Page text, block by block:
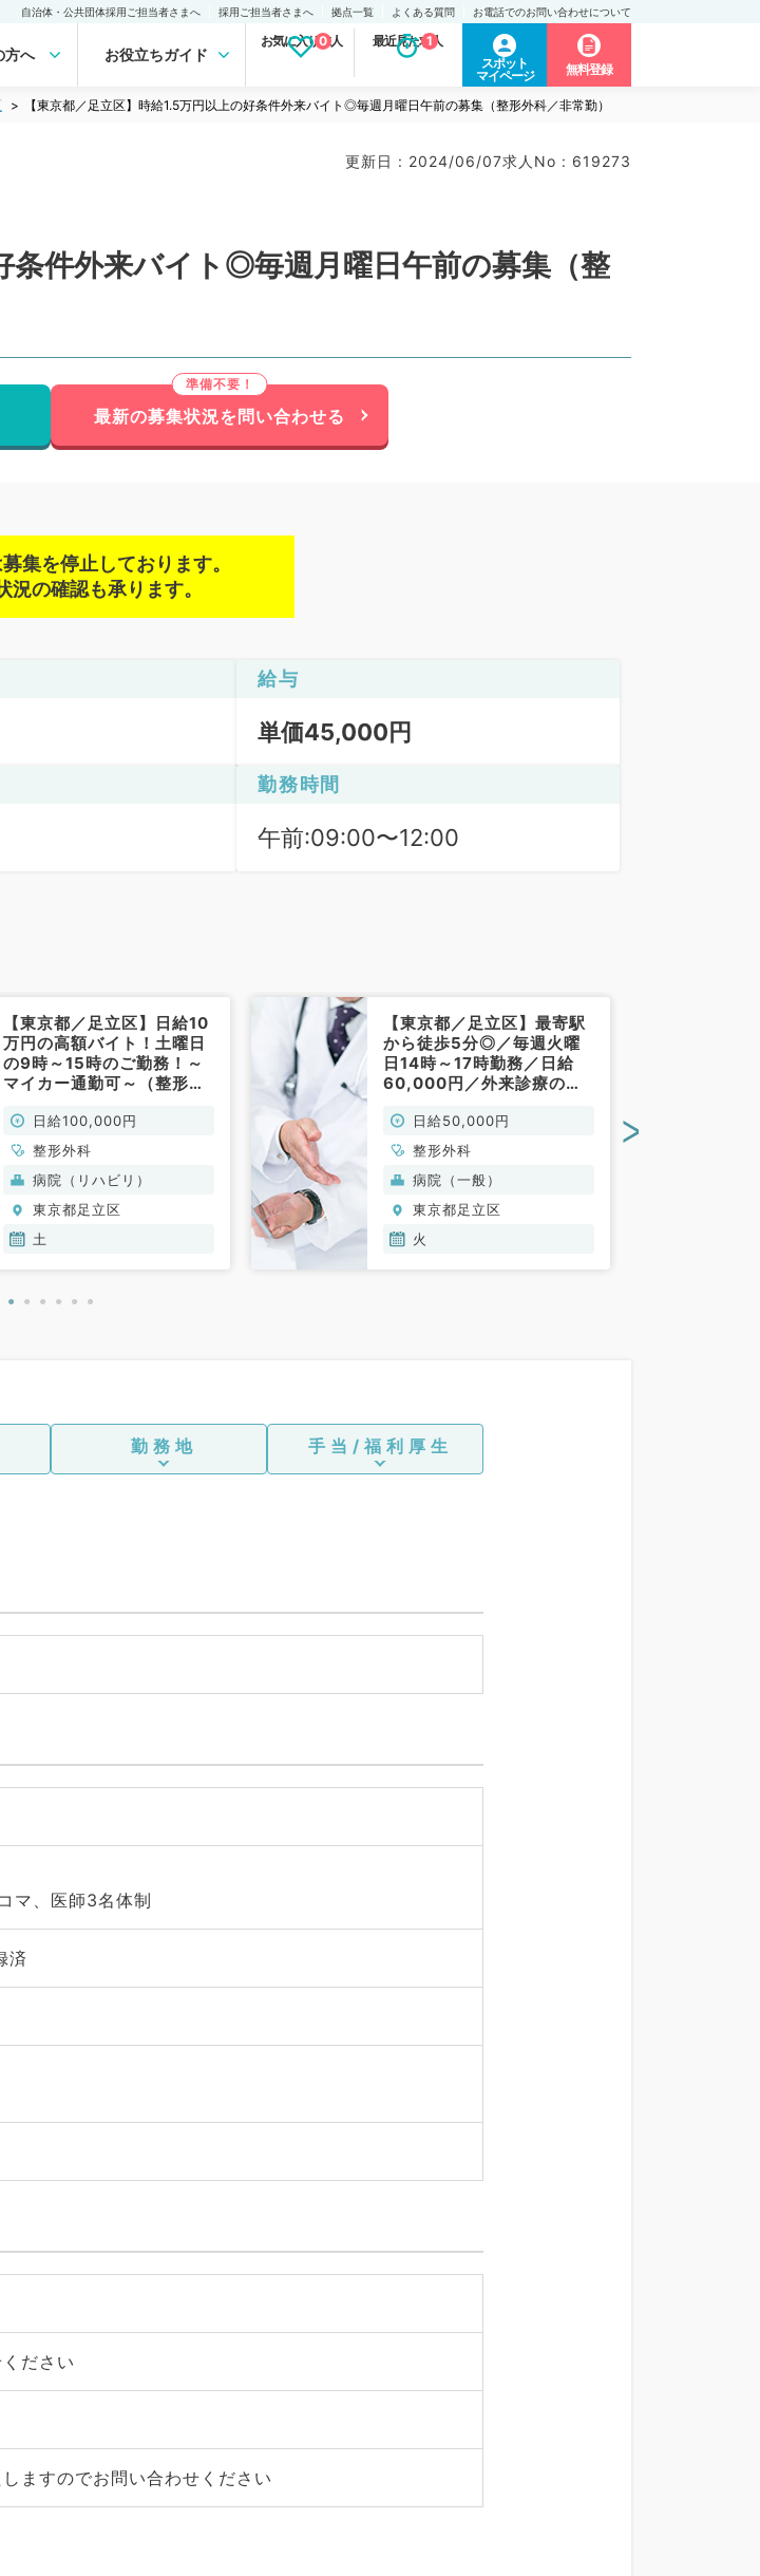
自治体・公共団体採用ご担当者さまへ 採用ご担当者さまへ 拠点一覧 よくある質問 お電話でのお問い合わせについて
方へ お役立ちガイド
お気に入り求人
0 最近見た求人
1
スポット
マイページ
無料登録
【東京都／足立区】時給1.5万円以上の好条件外来バイト◎毎週月曜日午前の募集（整形外科／非常勤）
更新日 : 2024/06/07求人No : 619273
条件外来バイト◎毎週月曜日午前の募集（整
最新の募集状況を問い合わせる
集を停止しております。
況の確認も承ります。
給与
単価45,000円
勤務時間
午前:09:00〜12:00
【東京都／足立区】日給10
万円の高額バイト！土曜日
の9時～15時のご勤務！～
マイカー通勤可～（整形外
日給100,000円
整形外科
病院（リハビリ）
東京都足立区
土
【東京都／足立区】最寄駅
から徒歩5分◎／毎週火曜
日14時～17時勤務／日給
60,000円／外来診療のお
勤）日給50,000円
整形外科
病院（一般）
東京都足立区
火
>
勤務地 手当/福利厚生
マ、医師3名体制
済
ださい
ますのでお問い合わせください